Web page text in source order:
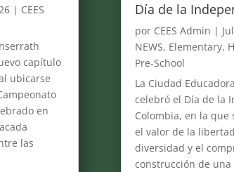
| CEES
capítulo
ubicarse
en
las
Día de la
por CEES Admin |
NEWS, Elementary,
Pre-School
La Ciudad
celebró el Día de la
Colombia, en la que
el valor de la
diversidad y el
construcción de una